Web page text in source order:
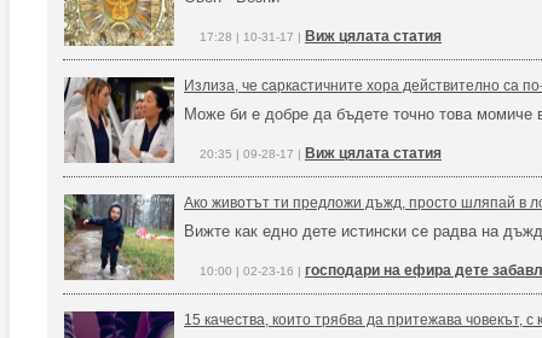
17:28 | 10-31-17 | Виж цялата статия
Излиза, че саркастичните хора действително са
Може би е добре да бъдете точно това момиче
20:35 | 09-28-17 | Виж цялата статия
Ако животът ти предложи дъжд, просто шляпай в
Вижте как едно дете истински се радва на
10:00 | 02-23-16 | господари на ефира дете
15 качества, които трябва да притежава човекът,